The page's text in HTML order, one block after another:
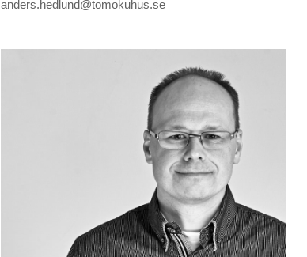
anders.hedlund@tomokuhus.se